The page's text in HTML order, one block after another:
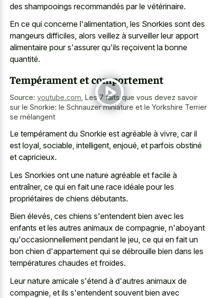
des shampooings recommandés par le vétérinaire.
En ce qui concerne l'alimentation, les Snorkies sont des
mangeurs difficiles, alors veillez à surveiller leur apport
alimentaire pour s'assurer qu'ils reçoivent la bonne
quantité.
Tempérament et comportement
Source: youtube.com Les 7 faits que vous devez savoir
sur le Snorkie: le Schnauzer miniature et le Yorkshire Terrier
se mélangent
Le tempérament du Snorkie est agréable à vivre, car il
est loyal, sociable, intelligent, enjoué, et parfois obstiné
et capricieux.
Les Snorkies ont une nature agréable et facile à
entraîner, ce qui en fait une race idéale pour les
propriétaires de chiens débutants.
Bien élevés, ces chiens s'entendent bien avec les
enfants et les autres animaux de compagnie, n'aboyant
qu'occasionnellement pendant le jeu, ce qui en fait un
bon chien d'appartement qui se débrouille bien dans les
températures chaudes et froides.
Leur nature amicale s'étend à d'autres animaux de
compagnie, et ils s'entendent souvent bien avec